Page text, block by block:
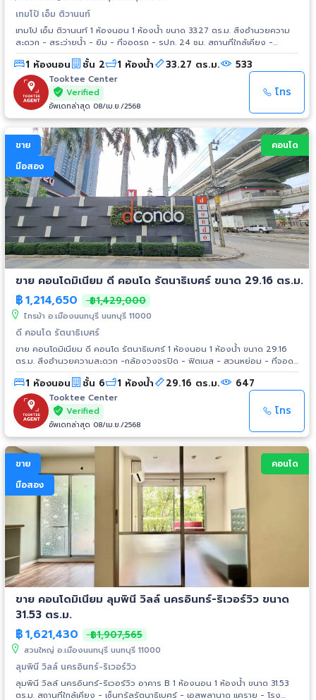
เทมโป้ เอ็ม ติวานนท์
เทมโป เอ็ม ติวานนท์ 1 ห้องนอน 1 ห้องน้ำ ขนาด 33.27 ตร.ม. สิ่งอำนวยความ
สะดวก - สระว่ายน้ำ - ยิม - ที่จอดรถ - รปภ. 24 ชม. สถานที่ใกล้เคียง -
กระทรวงสาธารณสุข - รพ.ศรีธัญญา - วัดบางแพรกใต้ นนทบุรี - โรงเรียน
นครนนท์วิทยา4 - วัดบางแพรกเหนือ - วัดบางแพรกเหนือ
1 ห้องนอน ชั้น 2 1 ห้องน้ำ 33.27 ตร.ม. 533
Tooktee Center
Verified
อัพเดทล่าสุด 08/เม.ย./2568
โทร
ขาย
มือสอง
คอนโด
ขาย คอนโดมิเนียม ดี คอนโด รัตนาธิเบศร์ ขนาด 29.16 ตร.ม.
฿1,214,650 ฿1,429,000
ไทรม้า อ.เมืองนนทบุรี นนทบุรี 11000
ดี คอนโด รัตนาธิเบศร์
ขาย คอนโดมิเนียม ดี คอนโด รัตนาธิเบศร์ 1 ห้องนอน 1 ห้องน้ำ ขนาด 29.16
ตร.ม. สิ่งอำนวยความสะดวก -กล้องวงจรปิด - ฟิตเนส - สวนหย่อม - ที่จอด
รถ - ระบบรักษาความปลอดภัย - สระว่ายน้ำ - ระบบอินเตอร์เน็ต สถานที่ใกล้
เคียง - MRT สถานีไทรม้า - ห้างสรรพสินค้าเซ็นทรัล ทาวน์
1 ห้องนอน ชั้น 6 1 ห้องน้ำ 29.16 ตร.ม. 647
Tooktee Center
Verified
อัพเดทล่าสุด 08/เม.ย./2568
โทร
ขาย
มือสอง
คอนโด
ขาย คอนโดมิเนียม ลุมพินี วิลล์ นครอินทร์-ริเวอร์วิว ขนาด
31.53 ตร.ม.
฿1,621,430 ฿1,907,565
สวนใหญ่ อ.เมืองนนทบุรี นนทบุรี 11000
ลุมพินี วิลล์ นครอินทร์-ริเวอร์วิว
ลุมพินี วิลล์ นครอินทร์-ริเวอร์วิว อาคาร B 1 ห้องนอน 1 ห้องน้ำ ขนาด 31.53
ตร.ม. สถานที่ใกล้เคียง - เซ็นทรัลรัตนาธิเบศร์ - เอสพลานาด แคราย - โรง